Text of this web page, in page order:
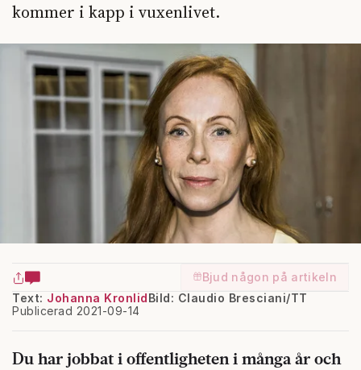
kommer i kapp i vuxenlivet.
Bjud någon på artikeln
Text: Johanna Kronlid
Publicerad 2021-09-14
Bild: Claudio Bresciani/TT
Du har jobbat i offentligheten i många år och